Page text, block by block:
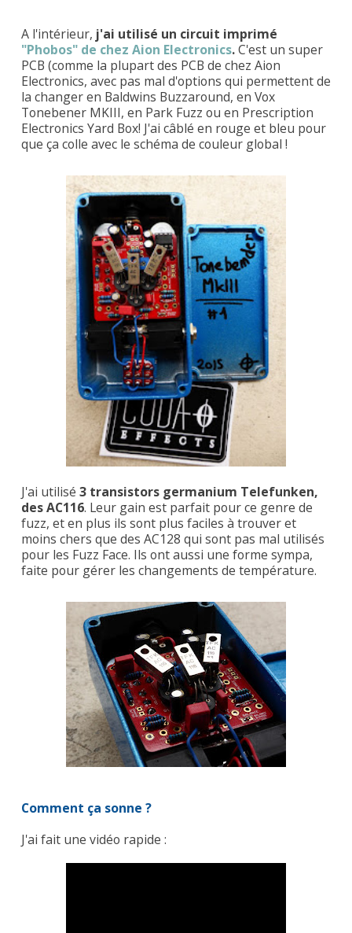
A l'intérieur, j'ai utilisé un circuit imprimé
"Phobos" de chez Aion Electronics.C'est un super
PCB (comme la plupart des PCB de chez Aion
Electronics, avec pas mal d'options qui permettent de
la changer en Baldwins Buzzaround, en Vox
Tonebener MKIII, en Park Fuzz ou en Prescription
Electronics Yard Box! J'ai câblé en rouge et bleu pour
que ça colle avec le schéma de couleur global !
J'ai utilisé 3 transistors germanium Telefunken,
des AC116. Leur gain est parfait pour ce genre de
fuzz, et en plus ils sont plus faciles à trouver et
moins chers que des AC128 qui sont pas mal utilisés
pour les Fuzz Face. Ils ont aussi une forme sympa,
faite pour gérer les changements de température.
Comment ça sonne ?
J'ai fait une vidéo rapide :